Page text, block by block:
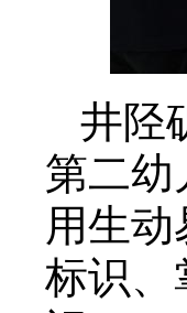
井陉
第二幼
用生
标识、